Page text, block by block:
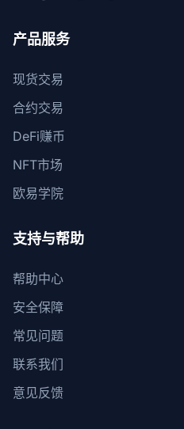
产品服务
现货交易
合约交易
DeFi赚币
NFT市场
欧易学院
支持与帮助
帮助中心
安全保障
常见问题
联系我们
意见反馈